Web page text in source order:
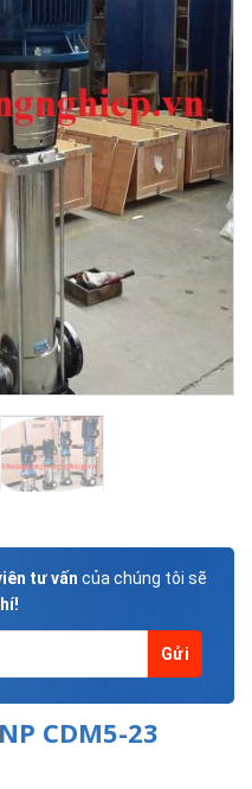
tư vấn của chúng tôi sẽ
CDM5-23